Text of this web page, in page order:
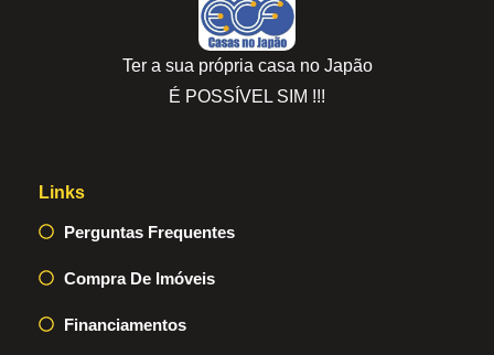
Ter a sua própria casa no Japão
É POSSÍVEL SIM !!!
Links
Perguntas Frequentes
Compra De Imóveis
Financiamentos